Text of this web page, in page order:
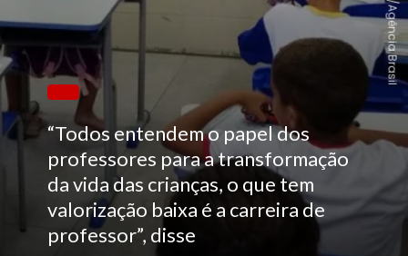
“Todos entendem o papel dos
professores para a transformação
da vida das crianças, o que tem
valorização baixa é a carreira de
professor”, disse